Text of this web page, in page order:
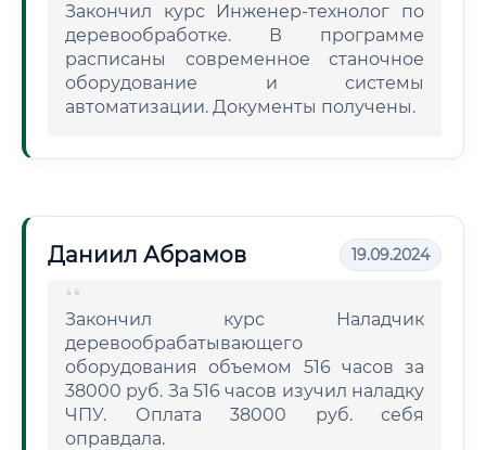
Закончил курс Инженер-технолог по
деревообработке. В программе
расписаны современное станочное
оборудование и системы
автоматизации. Документы получены.
Даниил Абрамов 19.09.2024
Закончил курс Наладчик
деревообрабатывающего
оборудования объемом 516 часов за
38000 руб. За 516 часов изучил наладку
ЧПУ. Оплата 38000 руб. себя
оправдала.